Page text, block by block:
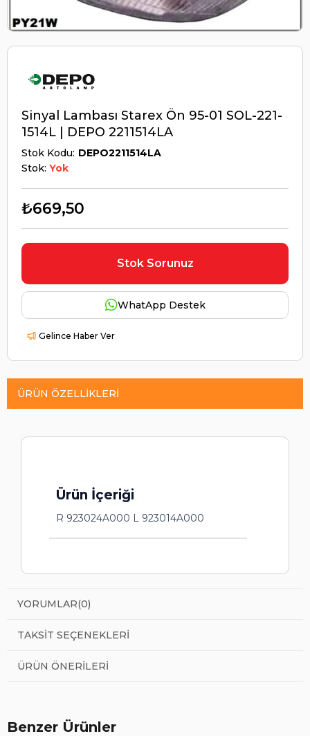
Sinyal Lambası Starex Ön 95-01 SOL-221-
1514L | DEPO 2211514LA
Stok Kodu DEPO2211514LA
Stok: Yok
₺669,50
Stok Sorunuz
WhatApp Destek
Gelince Haber Ver
ÜRÜN ÖZELLIKLERI
Ürün İçeriği
R 923024A000 L 923014A000
YORUMLAR(0)
TAKSIT SEÇENEKLERI
ÜRÜN ÖNERILERI
Benzer Ürünler